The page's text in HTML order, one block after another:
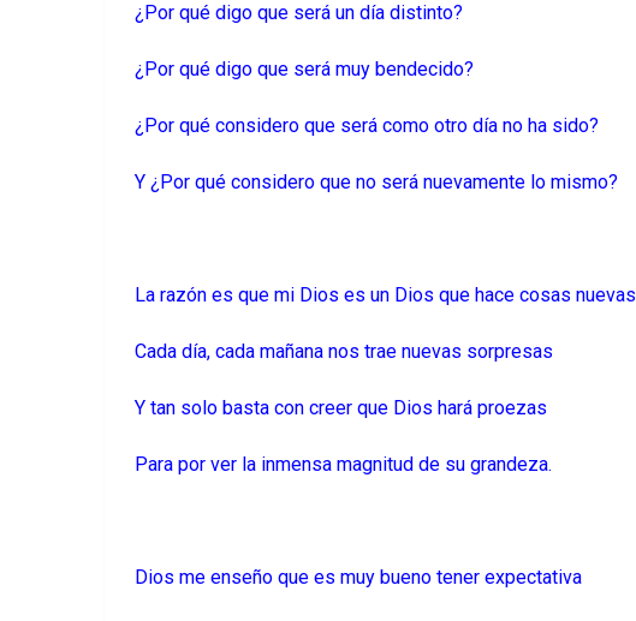
¿Por qué digo que será un día distinto?
¿Por qué digo que será muy bendecido?
¿Por qué considero que será como otro día no ha sido?
Y ¿Por qué considero que no será nuevamente lo mismo?
La razón es que mi Dios es un Dios que hace cosas nuevas
Cada día, cada mañana nos trae nuevas sorpresas
Y tan solo basta con creer que Dios hará proezas
Para por ver la inmensa magnitud de su grandeza.
Dios me enseño que es muy bueno tener expectativa